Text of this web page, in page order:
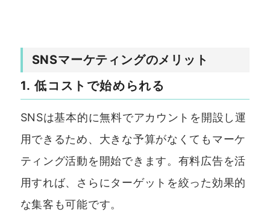
SNSマーケティングのメリット
1. 低コストで始められる
SNSは基本的に無料でアカウントを開設し運
用できるため、大きな予算がなくてもマーケ
ティング活動を開始できます。有料広告を活
用すれば、さらにターゲットを絞った効果的
な集客も可能です。